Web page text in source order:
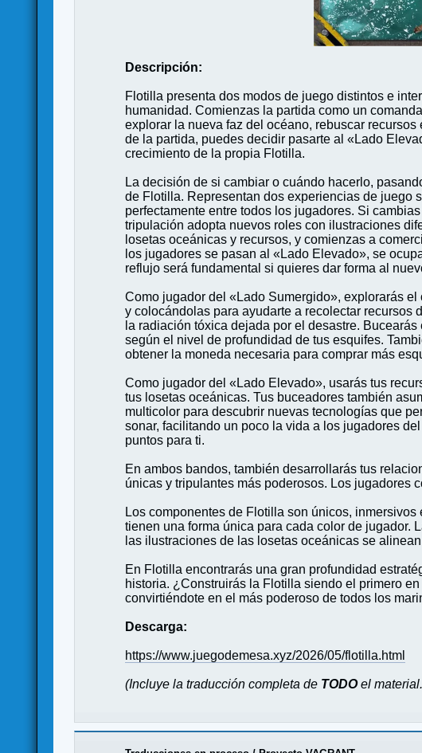
Descripción:
Flotilla presenta dos modos de juego distintos e
humanidad. Comienzas la partida como un
explorar la nueva faz del océano, rebuscar
de la partida, puedes decidir pasarte al «Lado
crecimiento de la propia Flotilla.
La decisión de si cambiar o cuándo hacerlo,
de Flotilla. Representan dos experiencias de juego
perfectamente entre todos los jugadores. Si
tripulación adopta nuevos roles con ilustraciones
losetas oceánicas y recursos, y comienzas a
los jugadores se pasan al «Lado Elevado», se
reflujo será fundamental si quieres dar forma al
Como jugador del «Lado Sumergido», explorarás
y colocándolas para ayudarte a recolectar recursos
la radiación tóxica dejada por el desastre.
según el nivel de profundidad de tus esquifes.
obtener la moneda necesaria para comprar más
Como jugador del «Lado Elevado», usarás tus
tus losetas oceánicas. Tus buceadores también
multicolor para descubrir nuevas tecnologías que
sonar, facilitando un poco la vida a los jugadores
puntos para ti.
En ambos bandos, también desarrollarás tus
únicas y tripulantes más poderosos. Los jugadores
Los componentes de Flotilla son únicos,
tienen una forma única para cada color de jugador.
las ilustraciones de las losetas oceánicas se
En Flotilla encontrarás una gran profundidad
historia. ¿Construirás la Flotilla siendo el primero
convirtiéndote en el más poderoso de todos los
Descarga:
https://www.juegodemesa.xyz/2026/05/flotilla.html
(Incluye la traducción completa de TODOel